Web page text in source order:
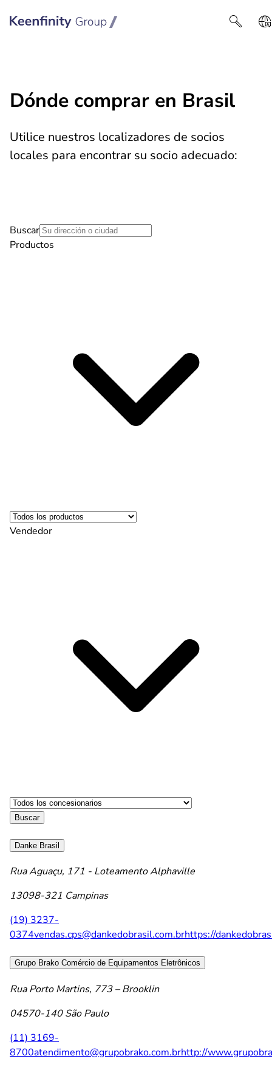
Keenfinity Group I Latin America
Dónde comprar en Brasil
Utilice nuestros localizadores de socios
locales para encontrar su socio adecuado: